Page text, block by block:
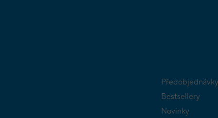
Předobjednávky
Bestsellery
Novinky